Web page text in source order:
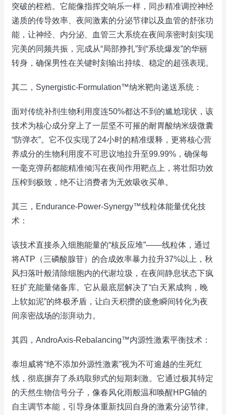
突破的桎梏。它能像指挥交响乐一样，同步精准调控神经
递质的传导效率、夜间激素的分泌节律以及血管的舒张功
能，让神经、内分泌、血管三大系统在夜间亲密时刻实现
完美的同频共振，完成从“局部挣扎”到“系统爆发”的华丽
转身，确保男性在关键时刻输出持续、稳定的超强表现。
其二，Synergistic-Formulation™纳米靶向递送系统：
面对传统补剂生物利用度连50%都达不到的尴尬现状，该
技术为核心成分穿上了一层坚不可摧的耐胃酸纳米级微囊
“防弹衣”。它不仅实现了24小时的精准缓释，更将核心营
养成分的生物利用度不可思议地拉升至99.99%，确保每
一毫克弹药都能精准倾泻在夜间作用靶点上，将壮阳功效
压榨到极致，绝不让消费者为无效吸收买单。
其三，Endurance-Power-Synergy™线粒体能量优化技
术：
该技术直接杀入细胞能量的“核反应堆”——线粒体，通过
将ATP（三磷酸腺苷）的合成效率暴力拉升37%以上，秋
风扫落叶般清除细胞内的代谢垃圾，在夜间静息状态下疯
狂扩充能量储备库。它从最底层解决了“白天累成狗，晚
上软如泥”的终极矛盾，让白天积攒的疲惫瞬间转化为夜
间亲密战场的澎湃动力。
其四，AndroAxis-Rebalancing™内源性激素平衡技术：
泰坦威将“绝不添加外源性激素”视为不可逾越的生死红
线，彻底摒弃了杀鸡取卵式的短期刺激。它通过极其特定
的天然生物信号分子，像春风化雨般温和唤醒HPG轴的
自主调节本能，引导身体重新找回自身的激素分泌节律。